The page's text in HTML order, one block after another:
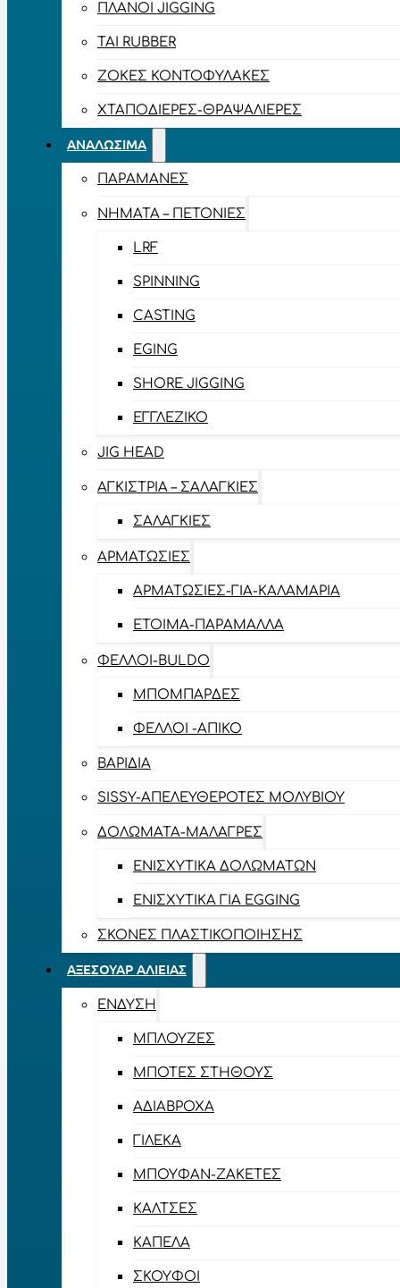
ΠΛΆΝΟΙ JIGGING
TAI RUBBER
ΖΌΚΕΣ ΚΟΝΤΟΦΎΛΑΚΕΣ
ΧΤΑΠΟΔΙΈΡΕΣ-ΘΡΑΨΑΛΙΈΡΕΣ
ΑΝΑΛΏΣΙΜΑ
ΠΑΡΑΜΆΝΕΣ
ΝΉΜΑΤΑ – ΠΕΤΟΝΙΈΣ
LRF
SPINNING
CASTING
EGING
SHORE JIGGING
ΕΓΓΛΈΖΙΚΟ
JIG HEAD
ΑΓΚΊΣΤΡΙΑ – ΣΑΛΑΓΚΙΈΣ
ΣΑΛΑΓΚΙΈΣ
ΑΡΜΑΤΩΣΙΈΣ
ΑΡΜΑΤΩΣΙΈΣ-ΓΙΑ-ΚΑΛΑΜΆΡΙΑ
ΈΤΟΙΜΑ-ΠΑΡΆΜΑΛΛΑ
ΦΕΛΛΟΊ-BULDO
ΜΠΟΜΠΆΡΔΕΣ
ΦΕΛΛΟΊ -ΑΠΊΚΟ
ΒΑΡΊΔΙΑ
SISSY-ΑΠΕΛΕΥΘΕΡΟΤΈΣ ΜΟΛΥΒΙΟΎ
ΔΟΛΏΜΑΤΑ-ΜΑΛΆΓΡΕΣ
ΕΝΙΣΧΥΤΙΚΆ ΔΟΛΩΜΆΤΩΝ
ΕΝΙΣΧΥΤΙΚΆ ΓΙΑ EGGING
ΣΚΌΝΕΣ ΠΛΑΣΤΙΚΟΠΟΊΗΣΗΣ
ΑΞΕΣΟΥΆΡ ΑΛΙΕΊΑΣ
ΈΝΔΥΣΗ
ΜΠΛΟΎΖΕΣ
ΜΠΌΤΕΣ ΣΤΉΘΟΥΣ
ΑΔΙΆΒΡΟΧΑ
ΓΙΛΈΚΑ
ΜΠΟΥΦΆΝ-ΖΑΚΈΤΕΣ
ΚΆΛΤΣΕΣ
ΚΑΠΈΛΑ
ΣΚΟΎΦΟΙ